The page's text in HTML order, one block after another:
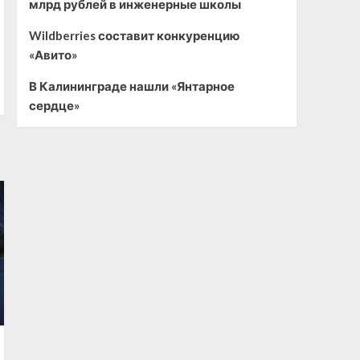
млрд рублей в инженерные школы
Wildberries составит конкуренцию
«Авито»
В Калининграде нашли «Янтарное
сердце»